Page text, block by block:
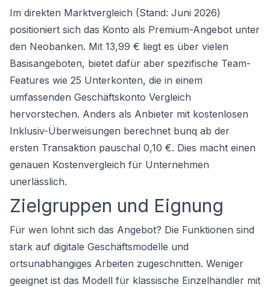
Im direkten Marktvergleich (Stand: Juni 2026)
positioniert sich das Konto als Premium-Angebot unter
den Neobanken. Mit 13,99 € liegt es über vielen
Basisangeboten, bietet dafür aber spezifische Team-
Features wie 25 Unterkonten, die in einem
umfassenden Geschäftskonto Vergleich
hervorstechen. Anders als Anbieter mit kostenlosen
Inklusiv-Überweisungen berechnet bunq ab der
ersten Transaktion pauschal 0,10 €. Dies macht einen
genauen Kostenvergleich für Unternehmen
unerlässlich.
Zielgruppen und Eignung
Für wen lohnt sich das Angebot? Die Funktionen sind
stark auf digitale Geschäftsmodelle und
ortsunabhängiges Arbeiten zugeschnitten. Weniger
geeignet ist das Modell für klassische Einzelhändler mit